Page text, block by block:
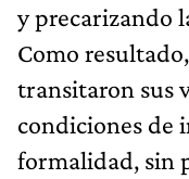
y precarizando
Como
transitaron sus
condiciones de
formalidad, sin